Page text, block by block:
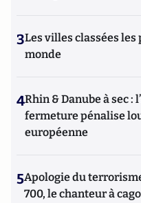
3Les villes classées
monde
4Rhin & Danube à sec :
fermeture pénalise
européenne
5Apologie du
700, le chanteur à